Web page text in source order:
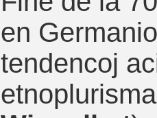
en
tendencoj